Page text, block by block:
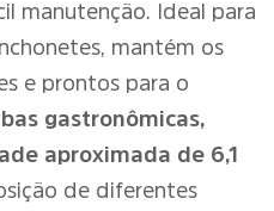
manutenção. Ideal para
mantém os
e prontos para o
gastronômicas,
aproximada de 6,1
de diferentes